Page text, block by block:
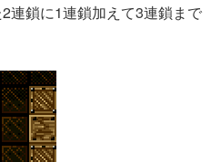
連鎖に1連鎖加えて3連鎖まで